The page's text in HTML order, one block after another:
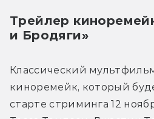
Трейлер
и Бродяги»
Классический
киноремейк, который
старте стриминга 12